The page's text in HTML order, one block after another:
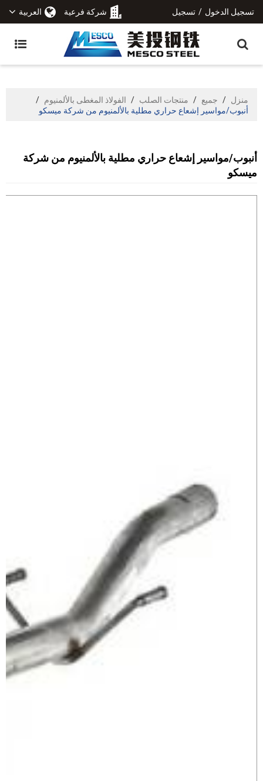
تسجيل الدخول / تسجيل شركة فرعية العربية
منزل / جميع / منتجات الصلب / الفولاذ المغطى بالألمنيوم /
أنبوب/مواسير إشعاع حراري مطلية بالألمنيوم من شركة ميسكو
أنبوب/مواسير إشعاع حراري مطلية بالألمنيوم من شركة
ميسكو